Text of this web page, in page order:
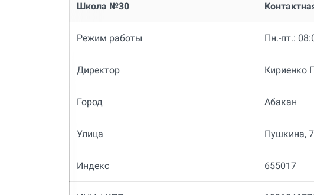
Школа №30
Режим работы Пн.-пт.:
Директор Кириенко
Город Абакан
Улица Пушкина,
Индекс 655017